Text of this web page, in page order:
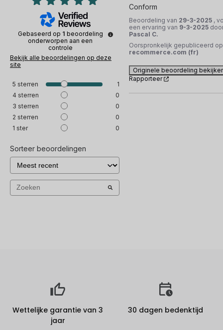
Gebaseerd op 1 beoordeling
onderworpen aan een
controle
Bekijk alle beoordelingen op deze
site
5 sterren
1
4 sterren
0
3 sterren
0
2 sterren
0
1 ster 0
Sorteer beoordelingen
Conform
Beoordeling van 29-3-2025 ,
een ervaring van 9-3-2025
Pascal C.
Oorspronkelijk gepubliceerd op
recommerce.com (fr)
Originele beoordeling
Rapporteer
Wettelijke garantie van 3
jaar
30 dagen bedenktijd